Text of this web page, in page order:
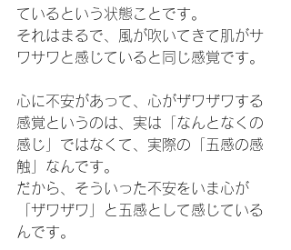
ているという状態ことです。
それはまるで、風が吹いてきて肌がサ
ワサワと感じていると同じ感覚です。
心に不安があって、心がザワザワする
感覚というのは、実は「なんとなくの
感じ」ではなくて、実際の「五感の感
触」なんです。
だから、そういった不安をいま心が
「ザワザワ」と五感として感じている
んです。